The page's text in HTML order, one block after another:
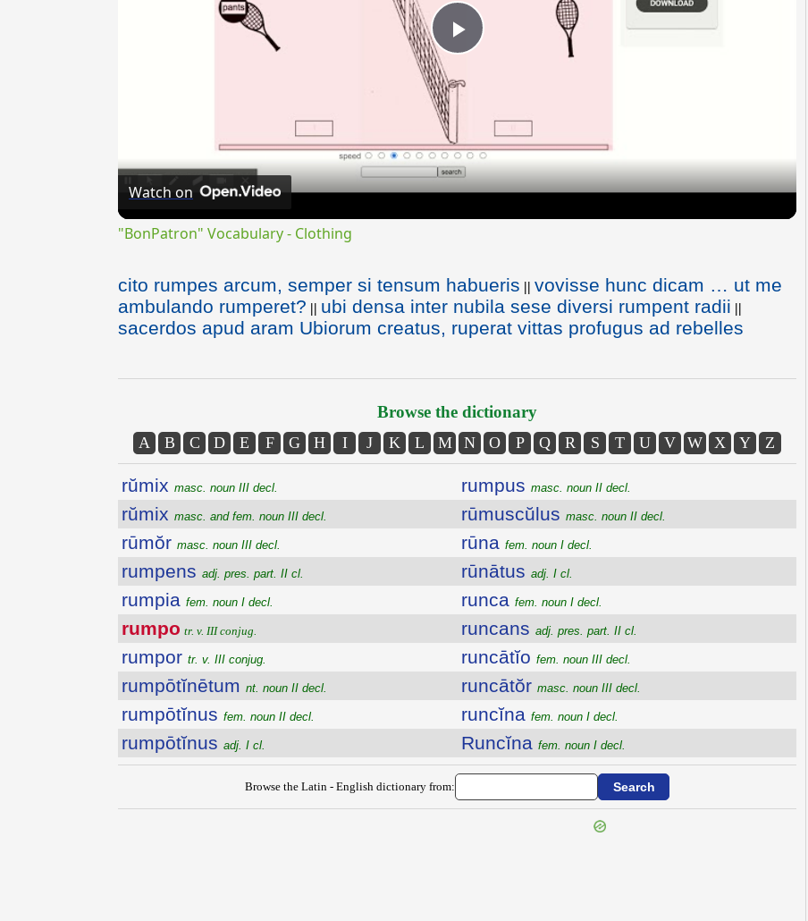
Play
Video
Watch on
"BonPatron" Vocabulary - Clothing
cito rumpes arcum, semper si tensum habueris || vovisse hunc dicam … ut me
ambulando rumperet? || ubi densa inter nubila sese diversi rumpent radii ||
sacerdos apud aram Ubiorum creatus, ruperat vittas profugus ad rebelles
Browse the dictionary
A B C D E F G H I J K L M N O P Q R S T U V W X Y Z
rŭmix masc. noun III decl.
rŭmix masc. and fem. noun III decl.
rūmŏr masc. noun III decl.
rumpens adj. pres. part. II cl.
rumpia fem. noun I decl.
rumpo tr. v. III conjug.
rumpor tr. v. III conjug.
rumpōtĭnētum nt. noun II decl.
rumpōtĭnus fem. noun II decl.
rumpōtĭnus adj. I cl.
rumpus masc. noun II decl.
rūmuscŭlus masc. noun II decl.
rūna fem. noun I decl.
rūnātus adj. I cl.
runca fem. noun I decl.
runcans adj. pres. part. II cl.
runcātĭo fem. noun III decl.
runcātŏr masc. noun III decl.
runcĭna fem. noun I decl.
Runcĭna fem. noun I decl.
Browse the Latin - English dictionary from: